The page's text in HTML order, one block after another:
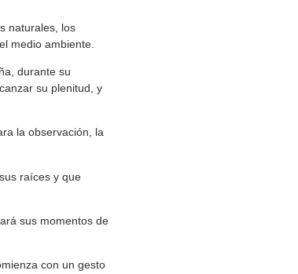
naturales, los
medio ambiente.
durante su
su plenitud, y
la observación, la
raíces y que
sus momentos de
con un gesto